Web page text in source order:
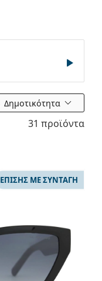
Ταξινόμηση ανά
Δημοτικότητα
31 προϊόντα
ΕΠΊΣΗΣ ΜΕ ΣΥΝΤΑΓΉ